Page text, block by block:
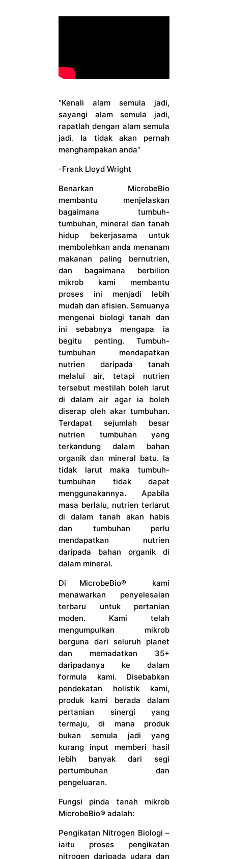
“Kenali alam semula jadi,
sayangi alam semula jadi,
rapatlah dengan alam semula
jadi. Ia tidak akan pernah
menghampakan anda”
-Frank Lloyd Wright
Benarkan MicrobeBio
membantu menjelaskan
bagaimana tumbuh-
tumbuhan, mineral dan tanah
hidup bekerjasama untuk
membolehkan anda menanam
makanan paling bernutrien,
dan bagaimana berbilion
mikrob kami membantu
proses ini menjadi lebih
mudah dan efisien. Semuanya
mengenai biologi tanah dan
ini sebabnya mengapa ia
begitu penting. Tumbuh-
tumbuhan mendapatkan
nutrien daripada tanah
melalui air, tetapi nutrien
tersebut mestilah boleh larut
di dalam air agar ia boleh
diserap oleh akar tumbuhan.
Terdapat sejumlah besar
nutrien tumbuhan yang
terkandung dalam bahan
organik dan mineral batu. Ia
tidak larut maka tumbuh-
tumbuhan tidak dapat
menggunakannya. Apabila
masa berlalu, nutrien terlarut
di dalam tanah akan habis
dan tumbuhan perlu
mendapatkan nutrien
daripada bahan organik di
dalam mineral.
Di MicrobeBio® kami
menawarkan penyelesaian
terbaru untuk pertanian
moden. Kami telah
mengumpulkan mikrob
berguna dari seluruh planet
dan memadatkan 35+
daripadanya ke dalam
formula kami. Disebabkan
pendekatan holistik kami,
produk kami berada dalam
pertanian sinergi yang
termaju, di mana produk
bukan semula jadi yang
kurang input memberi hasil
lebih banyak dari segi
pertumbuhan dan
pengeluaran.
Fungsi pinda tanah mikrob
MicrobeBio® adalah:
Pengikatan Nitrogen Biologi –
iaitu proses pengikatan
nitrogen daripada udara dan